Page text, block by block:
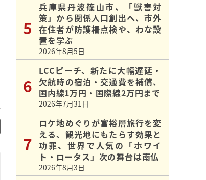
兵庫県丹波篠山市、「獣害対
策」から関係人口創出へ、市外
在住者が防護柵点検や、わな設
置を学ぶ
2026年8月5日
LCCピーチ、新たに大幅遅延・
欠航時の宿泊・交通費を補償、
国内線1万円・国際線2万円まで
2026年7月31日
ロケ地めぐりが富裕層旅行を変
える、観光地にもたらす効果と
功罪、世界で人気の「ホワイ
ト・ロータス」次の舞台は南仏
2026年8月3日